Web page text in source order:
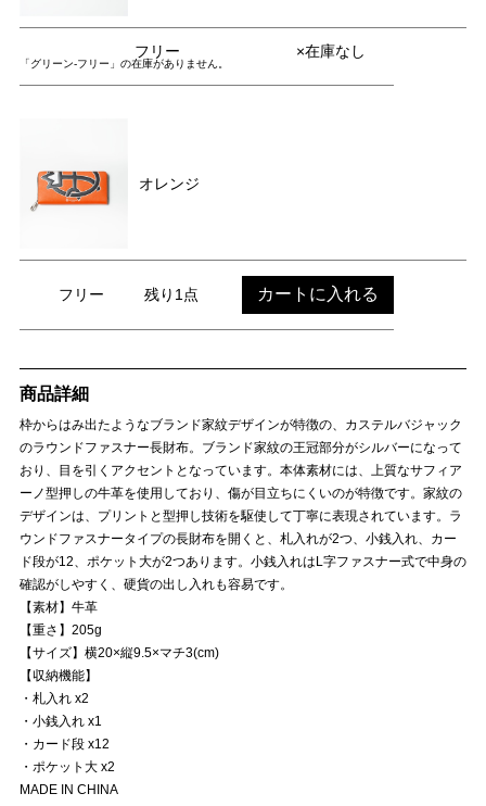
フリー ×在庫なし
「グリーン-フリー」の在庫がありません。
オレンジ
フリー 残り1点 カートに入れる
商品詳細
枠からはみ出たようなブランド家紋デザインが特徴の、カステルバジャック
のラウンドファスナー長財布。ブランド家紋の王冠部分がシルバーになって
おり、目を引くアクセントとなっています。本体素材には、上質なサフィア
ーノ型押しの牛革を使用しており、傷が目立ちにくいのが特徴です。家紋の
デザインは、プリントと型押し技術を駆使して丁寧に表現されています。ラ
ウンドファスナータイプの長財布を開くと、札入れが2つ、小銭入れ、カー
ド段が12、ポケット大が2つあります。小銭入れはL字ファスナー式で中身の
確認がしやすく、硬貨の出し入れも容易です。
【素材】牛革
【重さ】205g
【サイズ】横20×縦9.5×マチ3(cm)
【収納機能】
・札入れ x2
・小銭入れ x1
・カード段 x12
・ポケット大 x2
MADE IN CHINA